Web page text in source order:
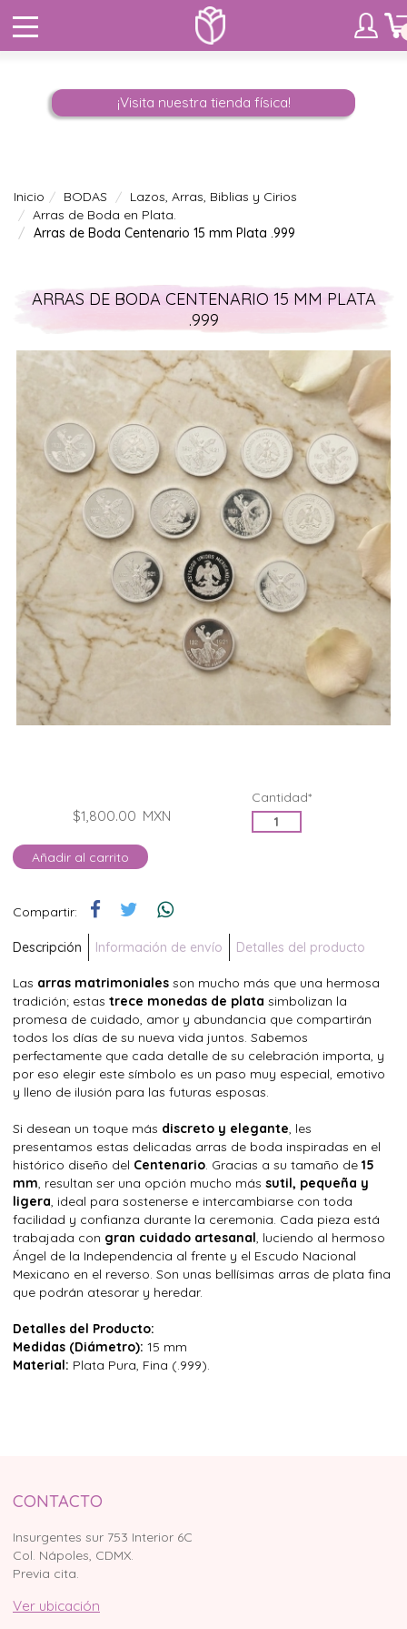
¡Visita nuestra tienda física!
Inicio BODAS
Lazos, Arras, Biblias y Cirios
Arras de Boda en Plata.
Arras de Boda Centenario 15 mm Plata .999
ARRAS DE BODA CENTENARIO 15 MM PLATA
.999
$1,800.00 MXN
Cantidad*
Añadir al carrito
Compartir:
Descripción Información de envío Detalles del producto
Las arras matrimoniales son mucho más que una hermosa
tradición; estas trece monedas de plata simbolizan la
promesa de cuidado, amor y abundancia que compartirán
todos los días de su nueva vida juntos. Sabemos
perfectamente que cada detalle de su celebración importa, y
por eso elegir este símbolo es un paso muy especial, emotivo
y lleno de ilusión para las futuras esposas.
Si desean un toque más discreto y elegante, les
presentamos estas delicadas arras de boda inspiradas en el
histórico diseño del Centenario. Gracias a su tamaño de 15
mm, resultan ser una opción mucho más sutil, pequeña y
ligera, ideal para sostenerse e intercambiarse con toda
facilidad y confianza durante la ceremonia. Cada pieza está
trabajada con gran cuidado artesanal, luciendo al hermoso
Ángel de la Independencia al frente y el Escudo Nacional
Mexicano en el reverso. Son unas bellísimas arras de plata fina
que podrán atesorar y heredar.
Detalles del Producto:
Medidas (Diámetro): 15 mm
Material: Plata Pura, Fina (.999).
CONTACTO
Insurgentes sur 753 Interior 6C
Col. Nápoles, CDMX.
Previa cita.
Ver ubicación